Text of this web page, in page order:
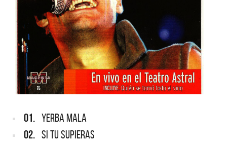
01. YERBA MALA
02. SI TU SUPIERAS